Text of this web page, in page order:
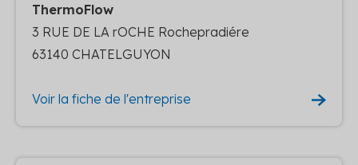
ThermoFlow
3 RUE DE LA rOCHE Rochepradiére
63140 CHATELGUYON
Voir la fiche de l'entreprise